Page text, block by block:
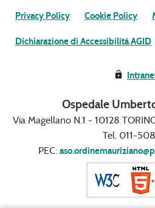
Privacy Policy Cookie Policy
Dichiarazione di Accessibilità AGID
Ospedale
Via Magellano N.1 - 10128
Tel. 011-
PEC: